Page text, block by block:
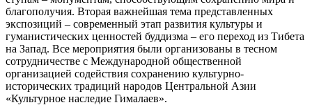
благополучия. Вторая важнейшая тема представленных
экспозиций – современный этап развития культуры и
гуманистических ценностей буддизма – его переход из Тибета
на Запад. Все мероприятия были организованы в тесном
сотрудничестве с Международной общественной
организацией содействия сохранению культурно-
исторических традиций народов Центральной Азии
«Культурное наследие Гималаев».